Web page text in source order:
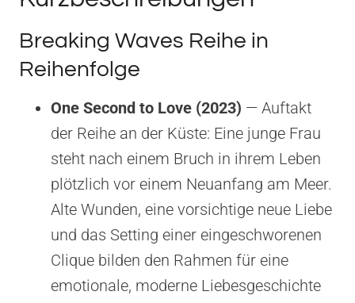
Breaking Waves Reihe in
Reihenfolge
One Second to Love (2023) — Auftakt
der Reihe an der Küste: Eine junge Frau
steht nach einem Bruch in ihrem Leben
plötzlich vor einem Neuanfang am Meer.
Alte Wunden, eine vorsichtige neue Liebe
und das Setting einer eingeschworenen
Clique bilden den Rahmen für eine
emotionale, moderne Liebesgeschichte